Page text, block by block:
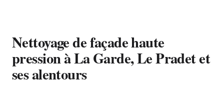
Nettoyage de façade haute
pression à La Garde, Le Pradet et
ses alentours